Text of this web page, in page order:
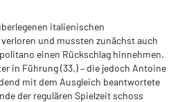
italienischen
und mussten zunächst auch
einen Rückschlag hinnehmen.
in Führung (33.) – die jedoch Antoine
mit dem Ausgleich beantwortete
der regulären Spielzeit schoss